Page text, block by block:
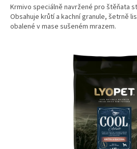
Krmivo speciálně navržené pro štěňata
Obsahuje krůtí a kachní granule, šetrně
obalené v mase sušeném mrazem.